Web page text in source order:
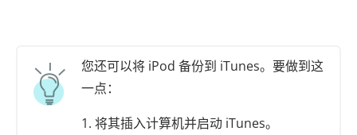
您还可以将 iPod 备份到 iTunes。要做到这
一点：
1. 将其插入计算机并启动 iTunes。